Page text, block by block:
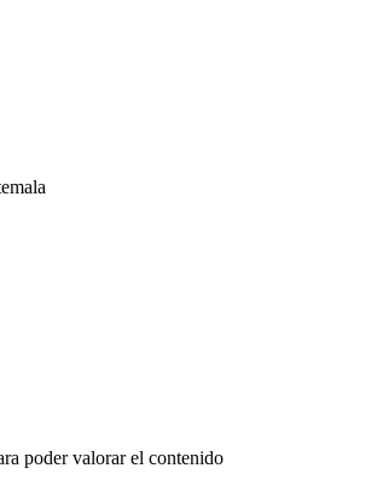
poder valorar el contenido